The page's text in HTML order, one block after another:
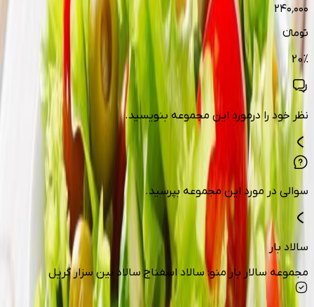
۲۴۰٬۰۰۰
تومانءء
20%
نظر خود را درمورد این مجموعه بنویسید.
سوالی در مورد این مجموعه بپرسید.
سالاد بار
مجموعه سالار بار منو: سالاد اسفناج سالاد بین سزار گریل